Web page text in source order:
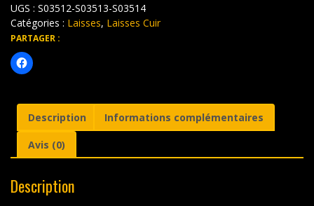
cuir
prolongée
avec
poignée,
120-
220cm
UGS : S03512-S03513-S03514
Catégories : Laisses, Laisses Cuir
PARTAGER :
Description Informations complémentaires
Avis (0)
Description